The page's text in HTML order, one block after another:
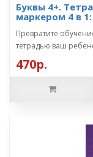
Буквы 4+.
маркером 4 в
Превратите
тетрадью ваш
470р.